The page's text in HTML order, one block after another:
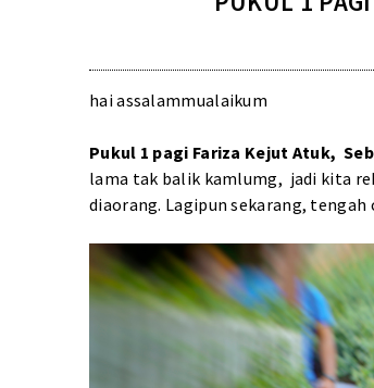
hai assalammualaikum
Pukul 1 pagi Fariza Kejut Atuk,
lama tak balik kamlumg, jadi kita
diaorang. Lagipun sekarang,